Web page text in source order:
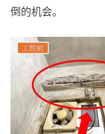
倒的机会。